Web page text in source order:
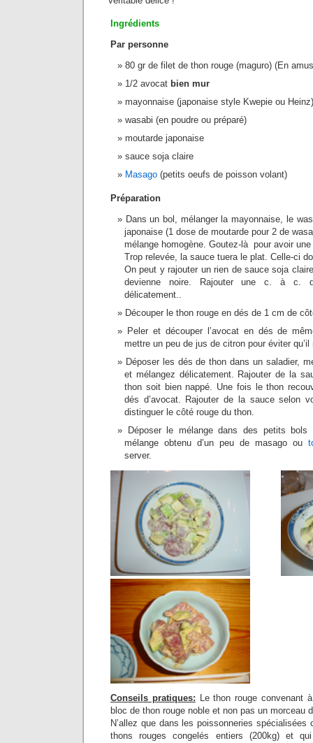
Ingrédients
Par personne
80 gr de filet de thon rouge (maguro) (En
1/2 avocat bien mur
mayonnaise (japonaise style Kwepie ou Heinz)
wasabi (en poudre ou préparé)
moutarde japonaise
sauce soja claire
Masago (petits oeufs de poisson volant)
Préparation
Dans un bol, mélanger la mayonnaise, le
japonaise (1 dose de moutarde pour 2 de
mélange homogène. Goutez-là pour avoir
Trop relevée, la sauce tuera le plat. Celle-ci
On peut y rajouter un rien de sauce soja
devienne noire. Rajouter une c. à c.
délicatement..
Découper le thon rouge en dés de 1 cm de
Peler et découper l’avocat en dés de
mettre un peu de jus de citron pour éviter
Déposer les dés de thon dans un saladier,
et mélangez délicatement. Rajouter de la
thon soit bien nappé. Une fois le thon
dés d’avocat. Rajouter de la sauce selon
distinguer le côté rouge du thon.
Déposer le mélange dans des petits bols
mélange obtenu d’un peu de masago ou
server.
Conseils pratiques: Le thon rouge convenant
bloc de thon rouge noble et non pas un morceau
N’allez que dans les poissonneries
thons rouges congelés entiers (200kg) et